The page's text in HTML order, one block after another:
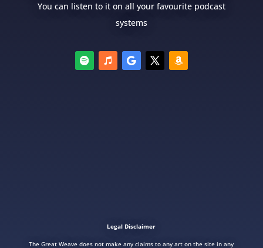
You can listen to it on all your favourite podcast
systems
Legal Disclaimer
The Great Weave does not make any claims to any art on the site in any